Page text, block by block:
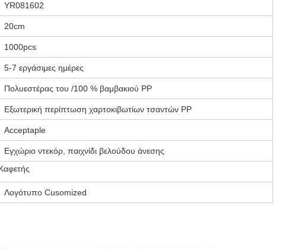
YR081602
20cm
1000pcs
5-7 εργάσιμες ημέρες
Πολυεστέρας του /100 % βαμβακιού PP
Εξωτερική περίπτωση χαρτοκιβωτίων τσαντών PP
Acceptaple
Εγχώριο ντεκόρ, παιχνίδι βελούδου άνεσης
Λογότυπο Cusomized